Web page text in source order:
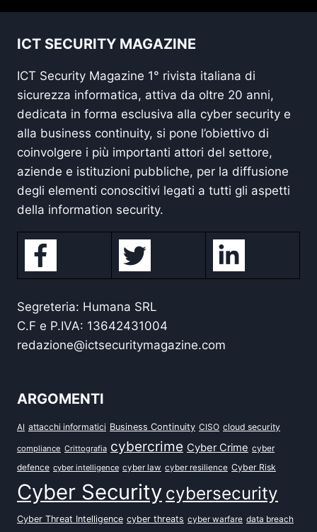
ICT SECURITY MAGAZINE
ICT Security Magazine 1° rivista italiana di
sicurezza informatica, attiva da oltre 20 anni,
dedicata in forma esclusiva alla cyber security e
alla business continuity, si pone l’obiettivo di
coinvolgere i più importanti attori del settore,
aziende e istituzioni pubbliche, per la diffusione
degli elementi conoscitivi legati a tutti gli aspetti
della information security.
Segreteria: Humana SRL
C.F e P.IVA: 13642431004
redazione@ictsecuritymagazine.com
ARGOMENTI
AI attacchi informatici Business Continuity CISO cloud security
compliance Crittografia cybercrime Cyber Crime cyber
defence cyber intelligence cyber law cyber resilience Cyber Risk
Cyber Security cybersecurity
Cyber Threat Intelligence cyber threats cyber warfare data breach